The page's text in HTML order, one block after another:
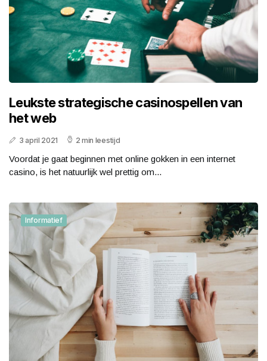
Leukste strategische casinospellen van
het web
3 april 2021 2 min leestijd
Voordat je gaat beginnen met online gokken in een internet
casino, is het natuurlijk wel prettig om...
Informatief